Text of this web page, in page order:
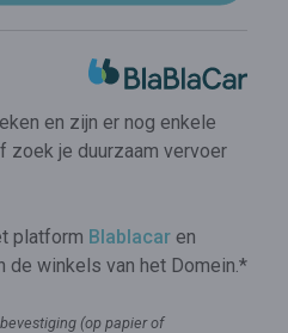
en zijn er nog enkele
zoek je duurzaam vervoer
platform Blablacaren
de winkels van het Domein.*
(op papier of